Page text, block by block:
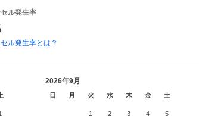
ル発生率
ル発生率とは？
2026年9月
日 月 火 水 木 金 土
1 2 3 4 5